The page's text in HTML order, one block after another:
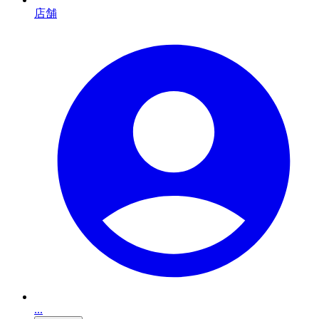
店舗
...